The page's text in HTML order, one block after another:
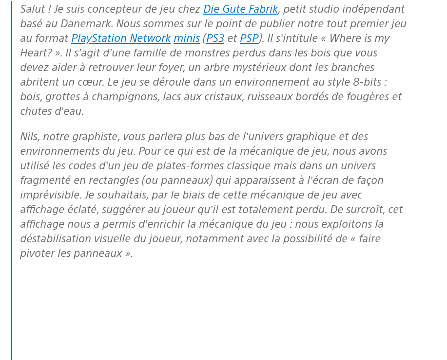
Salut ! Je suis concepteur de jeu chez Die Gute Fabrik, petit studio indépendant
basé au Danemark. Nous sommes sur le point de publier notre tout premier jeu
au format PlayStation Network minis (PS3 et PSP). Il s’intitule « Where is my
Heart? ». Il s’agit d’une famille de monstres perdus dans les bois que vous
devez aider à retrouver leur foyer, un arbre mystérieux dont les branches
abritent un cœur. Le jeu se déroule dans un environnement au style 8-bits :
bois, grottes à champignons, lacs aux cristaux, ruisseaux bordés de fougères et
chutes d’eau.
Nils, notre graphiste, vous parlera plus bas de l’univers graphique et des
environnements du jeu. Pour ce qui est de la mécanique de jeu, nous avons
utilisé les codes d’un jeu de plates-formes classique mais dans un univers
fragmenté en rectangles (ou panneaux) qui apparaissent à l’écran de façon
imprévisible. Je souhaitais, par le biais de cette mécanique de jeu avec
affichage éclaté, suggérer au joueur qu’il est totalement perdu. De surcroît, cet
affichage nous a permis d’enrichir la mécanique du jeu : nous exploitons la
déstabilisation visuelle du joueur, notamment avec la possibilité de « faire
pivoter les panneaux ».